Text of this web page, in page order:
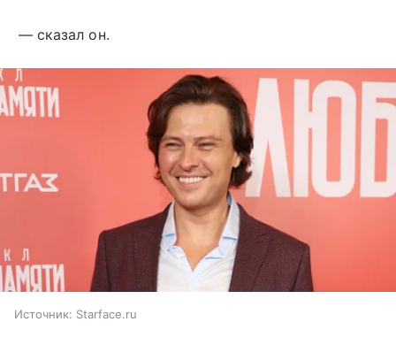
— сказал он.
Источник: Starface.ru